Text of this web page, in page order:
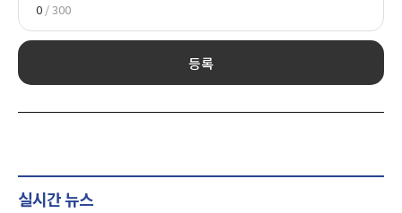
0 / 300
등록
실시간 뉴스